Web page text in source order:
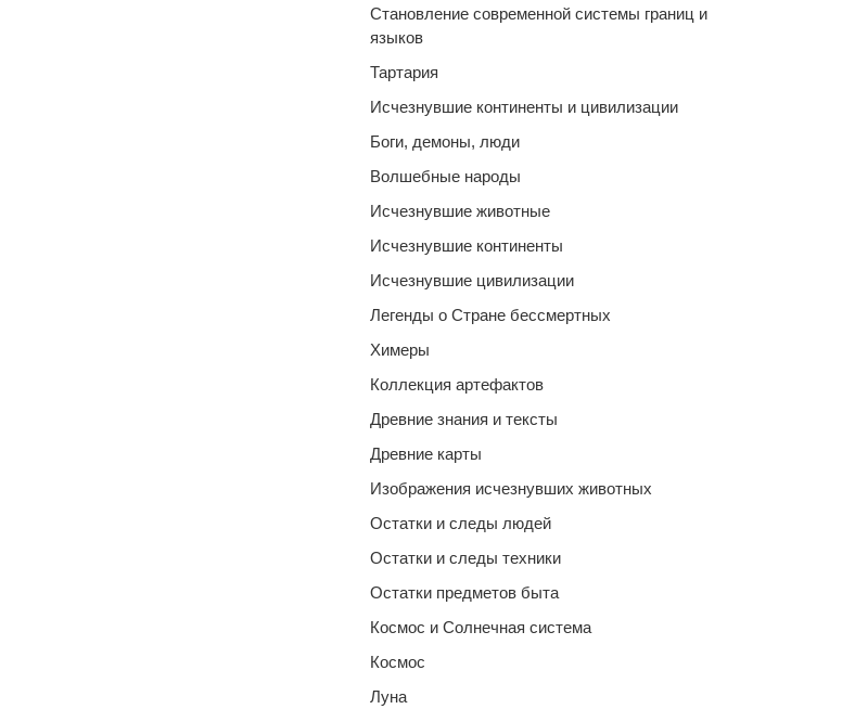
Становление современной системы границ и
языков
Тартария
Исчезнувшие континенты и цивилизации
Боги, демоны, люди
Волшебные народы
Исчезнувшие животные
Исчезнувшие континенты
Исчезнувшие цивилизации
Легенды о Стране бессмертных
Химеры
Коллекция артефактов
Древние знания и тексты
Древние карты
Изображения исчезнувших животных
Остатки и следы людей
Остатки и следы техники
Остатки предметов быта
Космос и Солнечная система
Космос
Луна